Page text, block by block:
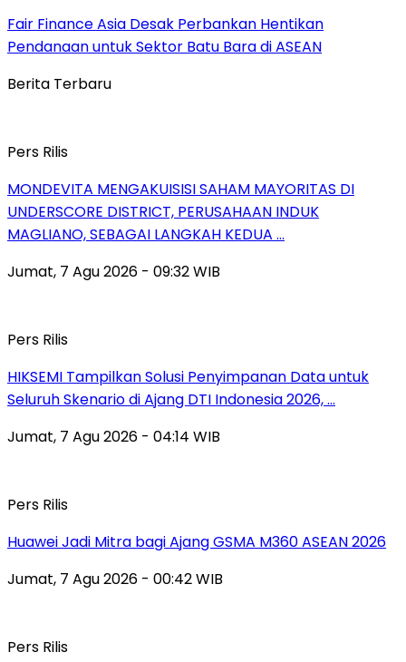
Fair Finance Asia Desak Perbankan Hentikan
Pendanaan untuk Sektor Batu Bara di ASEAN
Berita Terbaru
Pers Rilis
MONDEVITA MENGAKUISISI SAHAM MAYORITAS DI
UNDERSCORE DISTRICT, PERUSAHAAN INDUK
MAGLIANO, SEBAGAI LANGKAH KEDUA …
Jumat, 7 Agu 2026 - 09:32 WIB
Pers Rilis
HIKSEMI Tampilkan Solusi Penyimpanan Data untuk
Seluruh Skenario di Ajang DTI Indonesia 2026, …
Jumat, 7 Agu 2026 - 04:14 WIB
Pers Rilis
Huawei Jadi Mitra bagi Ajang GSMA M360 ASEAN 2026
Jumat, 7 Agu 2026 - 00:42 WIB
Pers Rilis